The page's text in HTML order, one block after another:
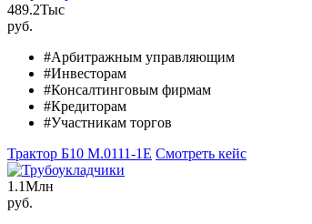
489.2Тыс
руб.
#Арбитражным управляющим
#Инвесторам
#Консалтинговым фирмам
#Кредиторам
#Участникам торгов
Трактор Б10 M.0111-1Е Смотреть кейс
1.1Млн
руб.